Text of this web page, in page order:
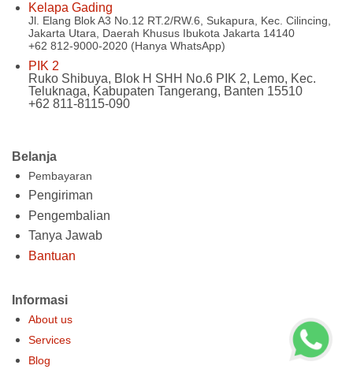
Belanja
Pembayaran
Pengiriman
Pengembalian
Tanya Jawab
Bantuan
Informasi
About us
Services
Blog
Kelapa Gading
Jl. Elang Blok A3 No.12 RT.2/RW.6, Sukapura, Kec. Cilincing,
Jakarta Utara, Daerah Khusus Ibukota Jakarta 14140
+62 812-9000-2020 (Hanya WhatsApp)
PIK 2
Ruko Shibuya, Blok H SHH No.6 PIK 2, Lemo, Kec.
Teluknaga, Kabupaten Tangerang, Banten 15510
+62 811-8115-090